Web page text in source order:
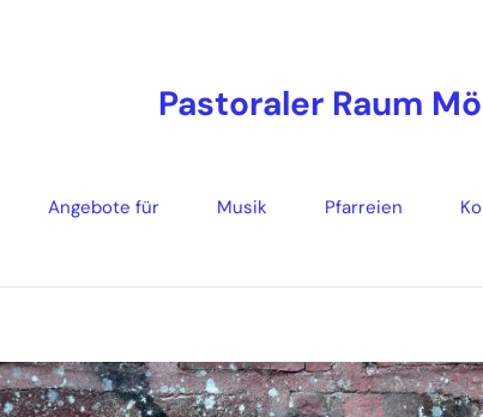
Pastoraler Raum
Angebote für Musik Pfarreien